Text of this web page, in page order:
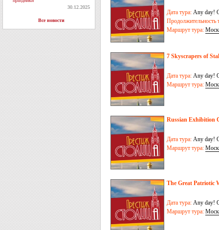
30.12.2025
Все новости
Дата тура: Any day!
Продолжительность
Маршрут тура:
7 Skyscrapers of
Дата тура: Any day!
Маршрут тура:
Russian Exhibition
Дата тура: Any day!
Маршрут тура:
The Great Patriotic
Дата тура: Any day!
Маршрут тура: